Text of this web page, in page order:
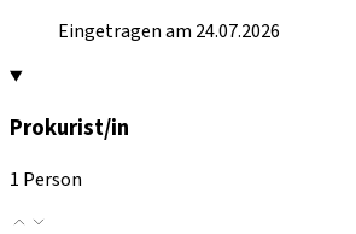
Eingetragen am 24.07.2026
Prokurist/in
1 Person